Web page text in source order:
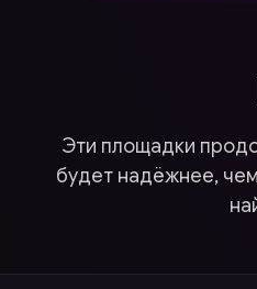
Эти площадки
будет надёжнее,